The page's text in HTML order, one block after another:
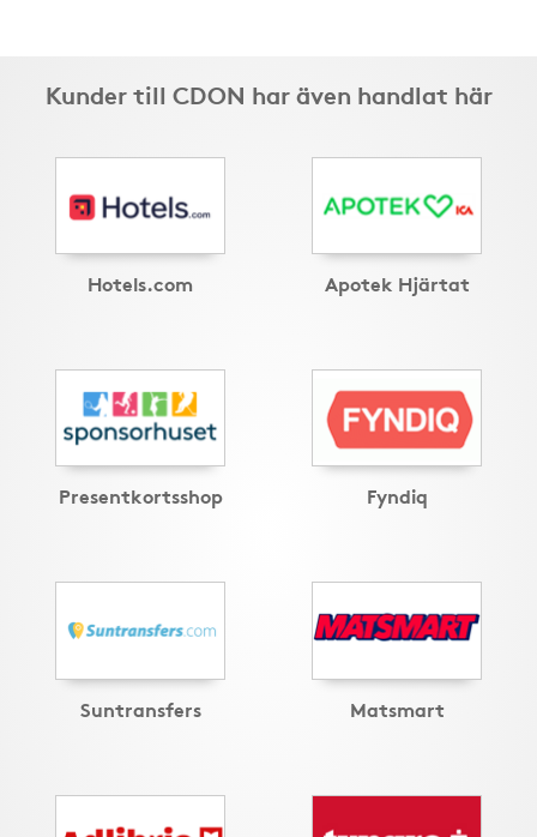
Kunder till CDON har även handlat här
Hotels.com Apotek Hjärtat
Presentkortsshop Fyndiq
Suntransfers Matsmart